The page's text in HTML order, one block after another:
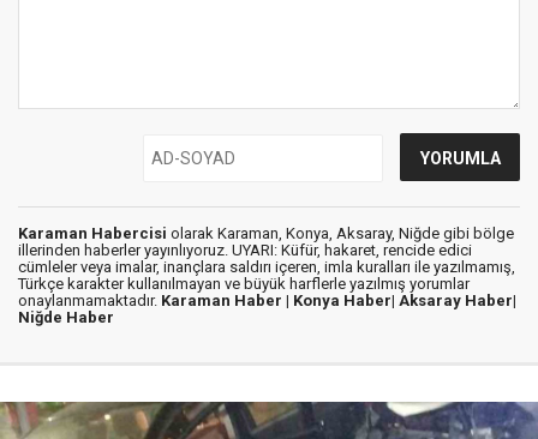
Karaman Habercisi olarak Karaman, Konya, Aksaray, Niğde gibi bölge
illerinden haberler yayınlıyoruz. UYARI: Küfür, hakaret, rencide edici
cümleler veya imalar, inançlara saldırı içeren, imla kuralları ile yazılmamış,
Türkçe karakter kullanılmayan ve büyük harflerle yazılmış yorumlar
onaylanmamaktadır. Karaman Haber | Konya Haber| Aksaray Haber|
Niğde Haber